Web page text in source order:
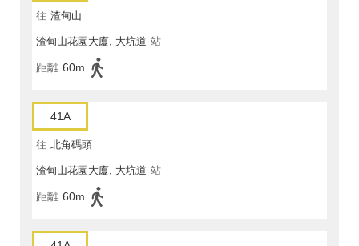
往 渣甸山
渣甸山花園大廈, 大坑道 站
距離 60m
41A
往 北角碼頭
渣甸山花園大廈, 大坑道 站
距離 60m